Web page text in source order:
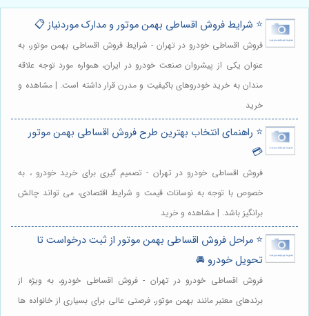
⭐️ شرایط فروش اقساطی بهمن موتور و مدارک موردنیاز 📋
فروش اقساطی خودرو در تهران - شرایط فروش اقساطی بهمن موتور، به
عنوان یکی از پیشروان صنعت خودرو در ایران، همواره مورد توجه علاقه
مندان به خرید خودروهای باکیفیت و مدرن قرار داشته است. | مشاهده و
خرید
⭐️ راهنمای انتخاب بهترین طرح فروش اقساطی بهمن موتور
💳
فروش اقساطی خودرو در تهران - تصمیم گیری برای خرید خودرو ، به
خصوص با توجه به نوسانات قیمت و شرایط اقتصادی، می تواند چالش
برانگیز باشد. | مشاهده و خرید
⭐️ مراحل فروش اقساطی بهمن موتور از ثبت درخواست تا
تحویل خودرو 🚘
فروش اقساطی خودرو در تهران - فروش اقساطی خودرو، به ویژه از
برندهای معتبر مانند بهمن موتور، فرصتی عالی برای بسیاری از خانواده ها